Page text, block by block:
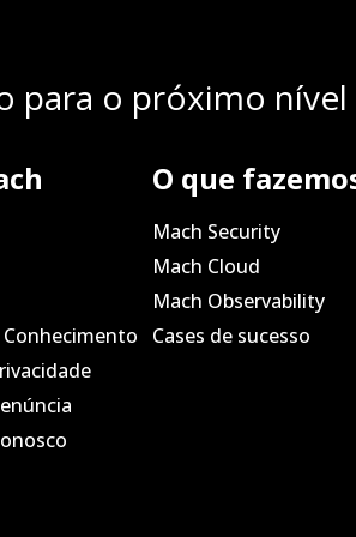
para o próximo
O que
Mach Security
Mach Cloud
Mach Observability
Cases de sucesso